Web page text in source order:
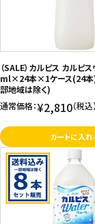
日用品
ギフト
セール
フードロス
ペット用品
（SALE）カルピス カルピ
ml×24本×1ケース(24本)
部地域は除く)
通常価格：¥2,810（税込）
カートに入れ